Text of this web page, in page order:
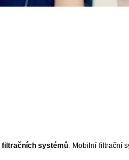
filtračních systémů. Mobilní filtrační